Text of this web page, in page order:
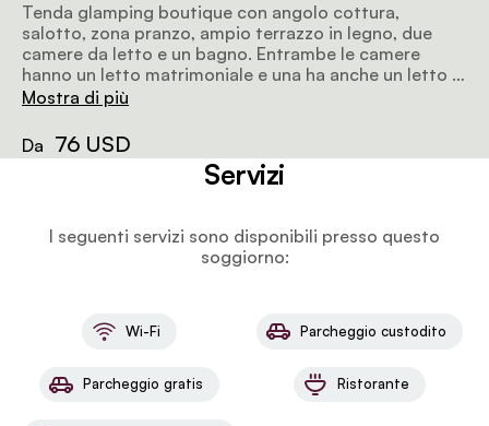
Tenda glamping boutique con angolo cottura,
salotto, zona pranzo, ampio terrazzo in legno, due
camere da letto e un bagno. Entrambe le camere
hanno un letto matrimoniale e una ha anche un letto a
castello singolo in più. Ogni tenda ha una vasca
Mostra di più
Da 76 USD
Servizi
I seguenti servizi sono disponibili presso questo
soggiorno:
Wi-Fi Parcheggio custodito
Parcheggio gratis Ristorante